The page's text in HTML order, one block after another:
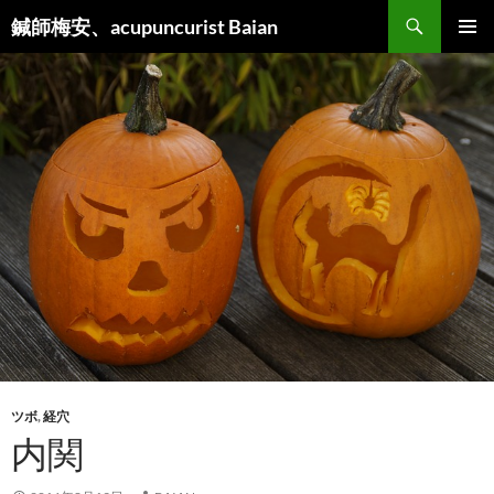
鍼師梅安、acupuncurist Baian
索
メインメ
ン
テ
ツ
へ
プ
ツボ,経穴
内関